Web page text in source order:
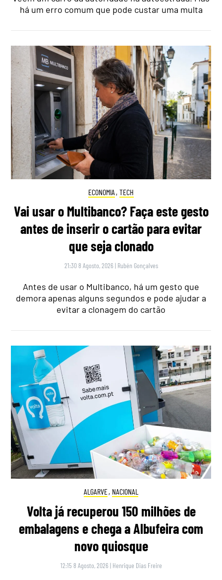
há um erro comum que pode custar uma multa
ECONOMIA , TECH
Vai usar o Multibanco? Faça este gesto
antes de inserir o cartão para evitar
que seja clonado
21:30 8 Agosto, 2026 | Rubén Gonçalves
Antes de usar o Multibanco, há um gesto que
demora apenas alguns segundos e pode ajudar a
evitar a clonagem do cartão
ALGARVE, NACIONAL
Volta já recuperou 150 milhões de
embalagens e chega a Albufeira com
novo quiosque
12:15 8 Agosto, 2026 | Henrique Dias Freire